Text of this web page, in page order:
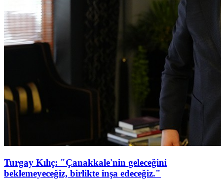
Turgay Kılıç: "Çanakkale'nin geleceğini
beklemeyeceğiz, birlikte inşa edeceğiz."